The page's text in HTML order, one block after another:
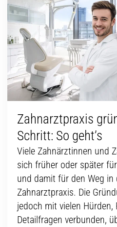
Zahnarztpraxis
Schritt: So geht’s
Viele Zahnärztinnen und
sich früher oder später
und damit für den Weg in
Zahnarztpraxis. Die
jedoch mit vielen Hürden,
Detailfragen verbunden,